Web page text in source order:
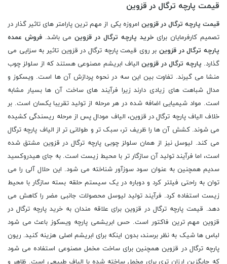
قیمت پارچه ترگال در قزوین
قیمت پارچه ترگال در قزوین امروزه یکی از مهم ترین پارامتر های تاثیر گذار در
تصمیم کارفرمایان برای خرید پارچه ترگال در قزوینمی باشد.فروش عمده
پارچه ترگال در قزوینبر روی قیمت پارچه ترگال در قزوین تاثیر به سزایی می
گذارد. پارچه ترگال در قزوینالیاف ابریشم مصنوعی هستند که از سلولز چوب
منشا می گیرند. تفاوت بین این سه در نحوه پردازش آن ها است. ویسکوز و
مدال شباهت های زیادی دارند زیرا فرآیند های ساخت آن ها بسیار مشابه
است. مواد شیمیایی اضافه شده در هر مرحله از تولید تقریبا یکسان است. بر
خلاف الیاف پارچه ترگال در قزوین، الیاف مودال پس از مرحله ریسندگی کشیده
می شوند. کشش آن ها را ظریف تر، سبک تر و طولانی تر از الیاف پارچه ترگال
می کند. لیوسل نیز از همان سلولز چوبی پارچه ترگال در قزوین مشتق شده
است، اما فرآیند تولید آن سازگار تر با محیط زیست است. به جای هیدروکسید
سدیم همچنین به عنوان سود سوزآور شناخته می شود. این حلال آلی را می
توان به راحتی فیلتر کرد و دوباره در یک سیستم حلقه بسته سازگار با محیط
زیست استفاده کرد. فرآیند تولید لیوسل محصولات جانبی مضر را کاهش می
دهد. قیمت پارچه ترگال در قزوین برای علاقه مندان به خرید پارچه ترگال در
قزوین مهم ترین فاکتور است. حس ابریشمی پارچه ویسکوز باعث می شود
لباس ها شیک به نظر برسند، بدون اینکه برای ابریشم اصلی هزینه کنید. ریون
پارچه ترگال در قزوین همچنین برای ساخت مخمل مصنوعی استفاده می شود
که جایگزین ارزان تری برای مخمل ساخته شده با الیاف طبیعی است. ظاهر و